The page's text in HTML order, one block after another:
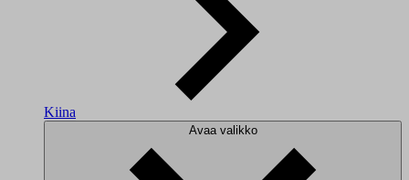
Kiina
Avaa valikko